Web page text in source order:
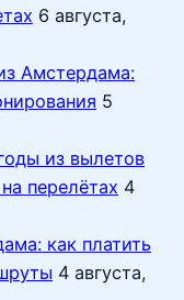
6 августа,
Амстердама:
5
из вылетов
перелётах 4
как платить
4 августа,